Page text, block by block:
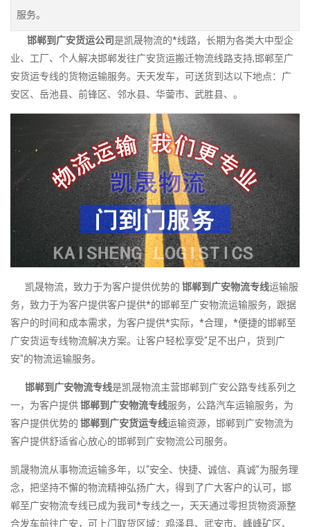
服务。
邯郸到广安货运公司是凯晟物流的*线路，长期为各类大中型企
业、工厂、个人解决邯郸发往广安货运搬迁物流线路支持,邯郸至广
安货运专线的货物运输服务。天天发车，可送货到达以下地点：广
安区、岳池县、前锋区、邻水县、华蓥市、武胜县、。
凯晟物流，致力于为客户提供优势的 邯郸到广安物流专线运输服
务，致力于为客户提供客户提供*的邯郸至广安物流运输服务，跟据
客户的时间和成本需求，为客户提供*实际，*合理，*便捷的邯郸至
广安货运专线物流解决方案。让客户轻松享受"足不出户，货到广
安"的物流运输服务。
邯郸到广安物流专线是凯晟物流主营邯郸到广安公路专线系列之
一，为客户提供邯郸到广安物流专线服务，公路汽车运输服务，为
客户提供优势的 邯郸到广安货运专线运输资源，邯郸到广安物流为
客户提供舒适省心放心的邯郸到广安物流公司服务。
凯晟物流从事物流运输多年，以“安全、快捷、诚信、真诚”为服务理
念，把坚持不懈的物流精神弘扬广大，得到了广大客户的认可，邯
郸至广安物流专线已成为我司*专线之一，天天通过零担货物资源整
合发车前往广安，可上门取货区域：鸡泽县、武安市、峰峰矿区、